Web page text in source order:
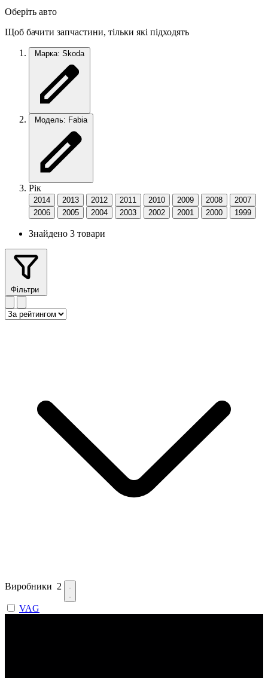
Оберіть авто
Щоб бачити запчастини, тільки які підходять
Марка: Skoda
Модель: Fabia
Рік
2014 2013 2012 2011 2010 2009 2008
2007
2006
2005 2004 2003 2002 2001 2000 1999
Знайдено 3 товари
Фільтри
Виробники 2
VAG